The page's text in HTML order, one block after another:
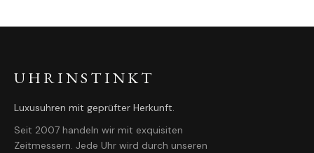
UHRINSTINKT
Luxusuhren mit geprüfter Herkunft.
Seit 2007 handeln wir mit exquisiten
Zeitmessern. Jede Uhr wird durch unseren